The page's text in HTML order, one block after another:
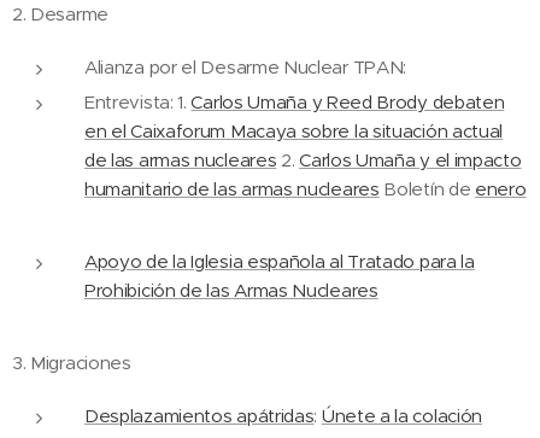
2. Desarme
Alianza por el Desarme Nuclear TPAN:
Entrevista: 1.Carlos Umaña y Reed Brody debaten
en el Caixaforum Macaya sobre la situación actual
de las armas nucleares 2.Carlos Umaña y el impacto
humanitario de las armas nucleares Boletín de enero
Apoyo de la Iglesia española al Tratado para la
Prohibición de las Armas Nucleares
3. Migraciones
Desplazamientos apátridas: Únete a la colación